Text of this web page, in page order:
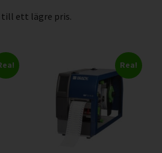
till ett lägre pris.
Rea!